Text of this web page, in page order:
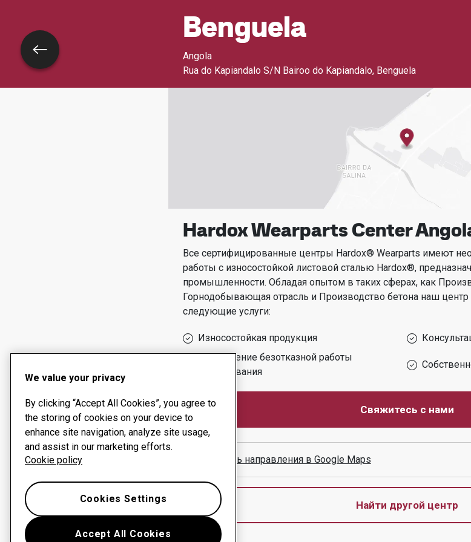
Benguela
Angola
Rua do Kapiandalo S/N Bairoo do Kapiandalo, Benguela
Hardox Wearparts Center
Все сертифицированные центры Hardox® Wearparts имеют
работы с износостойкой листовой сталью Hardox®,
промышленности. Обладая опытом в таких сферах, как
Горнодобывающая отрасль и Производство бетона наш центр
следующие услуги:
Износостойкая продукция
Обеспечение безотказной работы
оборудования
Свяжитесь с нами
Показать направления в Google Maps
Найти другой центр
Назад
We value your privacy
By clicking “Accept All Cookies”, you agree to
the storing of cookies on your device to
enhance site navigation, analyze site usage,
and assist in our marketing efforts.
Cookie policy
Accept All Cookies
Cookies Settings